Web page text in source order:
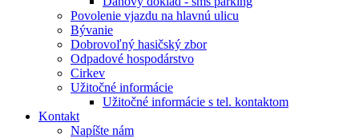
Povolenie vjazdu na hlavnú ulicu
Bývanie
Dobrovoľný hasičský zbor
Odpadové hospodárstvo
Cirkev
Užitočné informácie
Užitočné informácie s tel. kontaktom
Kontakt
Napíšte nám